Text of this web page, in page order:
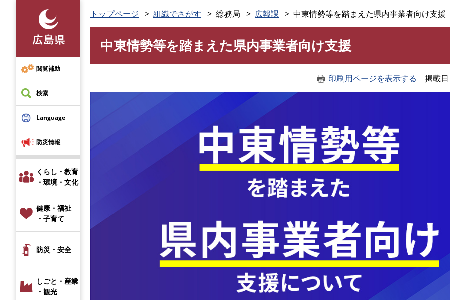
先
頭
で
す
閲覧補助
検索
Language
防災情報
くらし・教育
・環境・文化
健康・福祉
・子育て
防災・安全
しごと・産業
・観光
トップページ 組織でさがす 総務局 広報課 中東情勢等を踏まえた県内事業者向け支援
中東情勢等を踏まえた県内事業者向け支援
印刷用ページを表示する 掲載日